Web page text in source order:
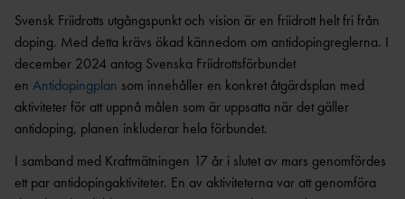
NYHETER FRÅN
RF
MÄSTERSKAPSGRUPPEN
2026
ANTIDOPING
INTYG
KASTSÄKERH
ET
BANMÄTNIN
G
TÄVLINGAR FÖR
BARN
TÄVLINGAR FÖR
LEAGUE
UTMÄRKELSER OCH
PRISER
SVENSKA
VÄRLDSREKORD
SVENSKA
VÄRLDSÅRSBÄSTAN
NCAA – AMERIKANSKA
Svensk Friidrotts utgångspunkt och vision är en friidrott helt fri från
doping. Med detta krävs ökad kännedom om antidopingreglerna. I
december 2024 antog Svenska Friidrottsförbundet
en Antidopingplan som innehåller en konkret åtgärdsplan med
aktiviteter för att uppnå målen som är uppsatta när det gäller
antidoping, planen inkluderar hela förbundet.
I samband med Kraftmätningen 17 år i slutet av mars genomfördes
ett par antidopingaktiviteter. En av aktiviteterna var att genomföra